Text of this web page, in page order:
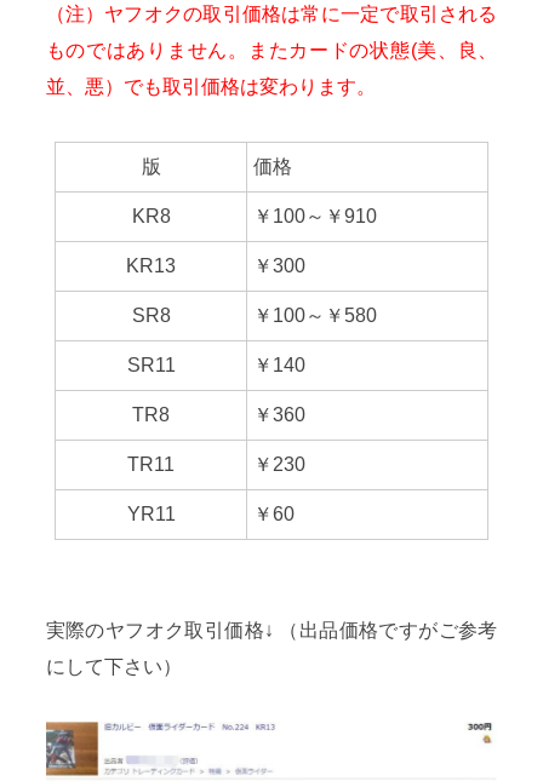
（注）ヤフオクの取引価格は常に一定で取引される
ものではありません。またカードの状態(美、良、
並、悪）でも取引価格は変わります。
版 価格
KR8 ￥100～￥910
KR13 ￥300
SR8 ￥100～￥580
SR11 ￥140
TR8 ￥360
TR11 ￥230
YR11 ￥60
実際のヤフオク取引価格↓ （出品価格ですがご参考
にして下さい）